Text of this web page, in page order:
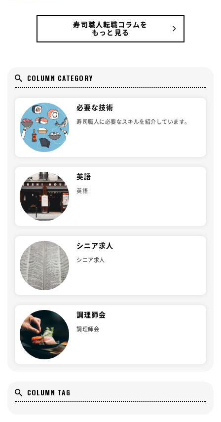
寿司職人転職コラムを
もっと見る
COLUMN CATEGORY
必要な技術
寿司職人に必要なスキルを紹介しています。
英語
英語
シニア求人
シニア求人
調理師会
調理師会
COLUMN TAG